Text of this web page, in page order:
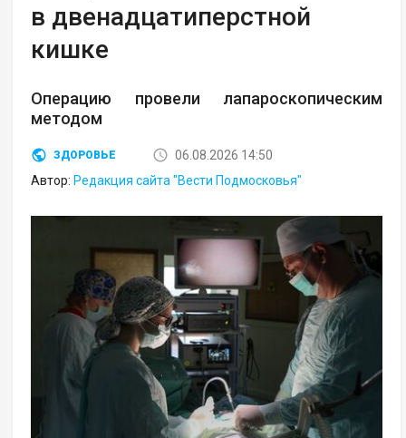
в двенадцатиперстной
кишке
Операцию провели лапароскопическим
методом
ЗДОРОВЬЕ
06.08.2026 14:50
Автор: Редакция сайта "Вести Подмосковья"